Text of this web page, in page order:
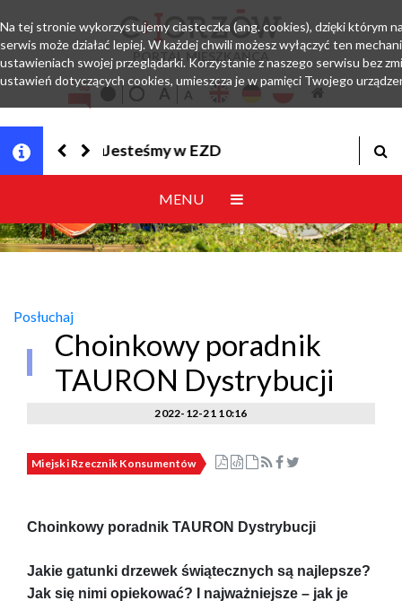
PORTAL MIESZKAŃCA
Jesteśmy w EZD
MENU
Posłuchaj
Choinkowy poradnik
TAURON Dystrybucji
2022-12-21 10:16
Miejski Rzecznik Konsumentów
Choinkowy poradnik TAURON Dystrybucji
Jakie gatunki drzewek świątecznych są najlepsze?
Jak się nimi opiekować? I najważniejsze – jak je
Na tej stronie wykorzystujemy ciasteczka (ang. cookies), dzięki którym
serwis może działać lepiej. W każdej chwili możesz wyłączyć ten
ustawieniach swojej przeglądarki. Korzystanie z naszego serwisu bez
ustawień dotyczących cookies, umieszcza je w pamięci Twojego